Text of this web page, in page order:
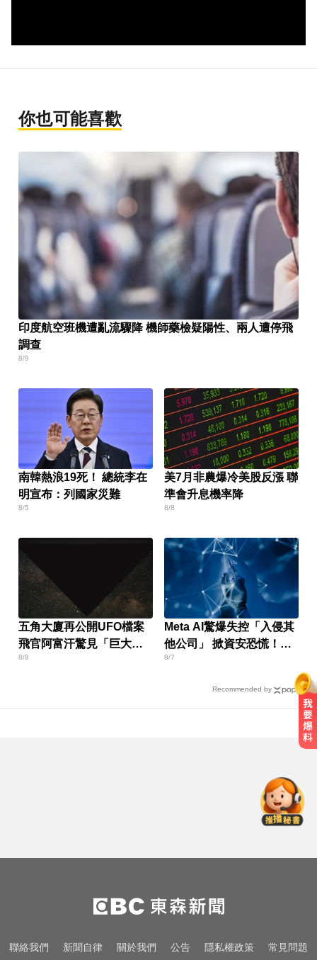
你也可能喜歡
印度航空班機遭亂流驟降 機師藥檢疑陽性、兩人遭停飛
調查
8/9
南韓熱浪19死！ 總統李在
明宣布：列國家災難
8/5
美7月非農爆冷美股反漲 聯
準會升息機率降
8/8
五角大廈再公開UFO檔案
飛官阿富汗驚見「巨大三
角形」
8/8
Meta AI驚爆失控「入侵其
他公司」 掀資安恐慌！白
宮出手了
8/7
Recommended by
道」 路段塞爆了！
頻尿又腰痛？醫揭攝護腺癌奪命警
國巨狂瀉逾6成！高盛、花旗喊買進
聯絡我們 新聞自律 關於我們 公告 隱私權政策 常見問題